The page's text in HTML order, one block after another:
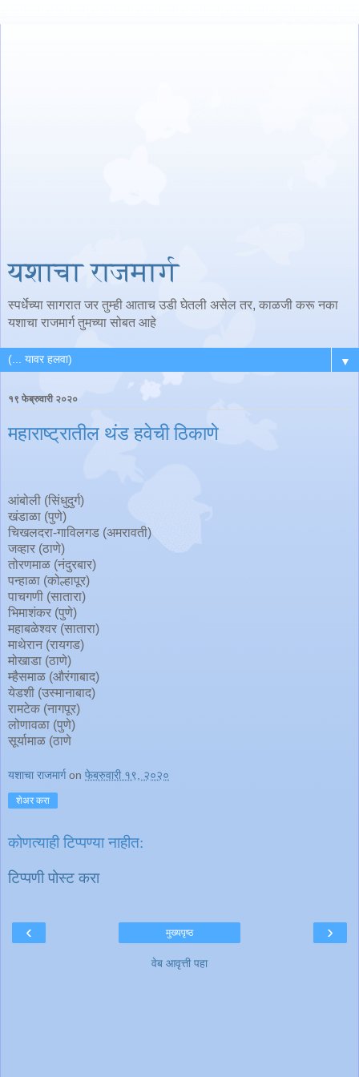
यशाचा राजमार्ग
स्पर्धेच्या सागरात जर तुम्ही आताच उडी घेतली असेल तर, काळजी करू नका
यशाचा राजमार्ग तुमच्या सोबत आहे
▼
१९ फेब्रुवारी २०२०
महाराष्ट्रातील थंड हवेची ठिकाणे
आंबोली (सिंधुदुर्ग)
खंडाळा (पुणे)
चिखलदरा-गाविलगड (अमरावती)
जव्हार (ठाणे)
तोरणमाळ (नंदुरबार)
पन्हाळा (कोल्हापूर)
पाचगणी (सातारा)
भिमाशंकर (पुणे)
महाबळेश्वर (सातारा)
माथेरान (रायगड)
मोखाडा (ठाणे)
म्हैसमाळ (औरंगाबाद)
येडशी (उस्मानाबाद)
रामटेक (नागपूर)
लोणावळा (पुणे)
सूर्यामाळ (ठाणे
यशाचा राजमार्ग on फेब्रुवारी १९, २०२०
शेअर करा
कोणत्याही टिप्पण्‍या नाहीत:
टिप्पणी पोस्ट करा
‹ ›
मुख्यपृष्ठ
वेब आवृत्ती पहा